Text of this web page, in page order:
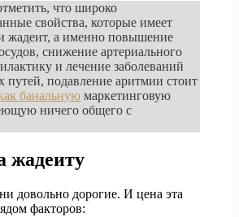
что широко
свойства, которые имеет
жадеит, а именно повышение
снижение артериального
и лечение заболеваний
подавление аритмии стоит
банальную маркетинговую
ничего общего с
жадеиту
довольно дорогие. И цена эта
факторов: